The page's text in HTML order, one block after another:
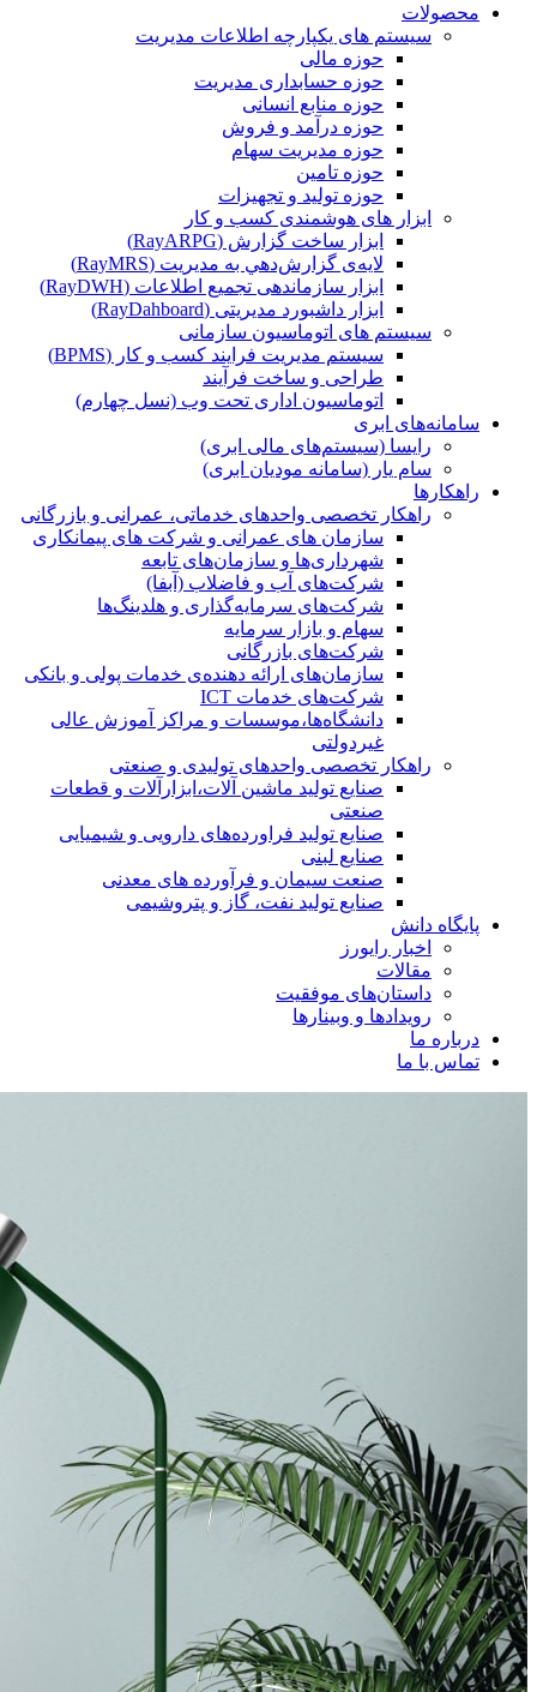
محصولات
سیستم های یکپارچه اطلاعات مدیریت
حوزه مالی
حوزه حسابداری مدیریت
حوزه منابع انسانی
حوزه درآمد و فروش
حوزه مدیریت سهام
حوزه تامین
حوزه تولید و تجهیزات
ابزار های هوشمندی کسب و کار
ابزار ساخت گزارش (RayARPG)
لایه‌ی گزارش‌دهي به مديريت (RayMRS)
ابزار سازماندهی تجمیع اطلاعات (RayDWH)
ابزار داشبورد مدیریتی (RayDahboard)
سیستم های اتوماسیون سازمانی
سیستم مدیریت فرایند کسب و کار (BPMS)
طراحی و ساخت فرآیند
اتوماسیون اداری تحت وب (نسل چهارم)
سامانه‌های ابری
رایسا (سیستم‌های مالی ابری)
سام یار (سامانه مودیان ابری)
راهکارها
راهکار تخصصی واحدهای خدماتی، عمرانی و بازرگانی
سازمان های عمرانی و شرکت های پیمانکاری
شهرداری‌ها و سازمان‌های تابعه
شرکت‌های آب و فاضلاب (آبفا)
شرکت‌های سرمایه‌گذاری و هلدینگ‌ها
سهام و بازار سرمایه
شرکت‌های بازرگانی
سازمان‌های ارائه دهنده‌ی خدمات پولی و بانکی
شرکت‌های خدمات ICT
دانشگاه‌ها،موسسات و مراکز آموزش عالی
غیردولتی
راهکار تخصصی واحدهای تولیدی و صنعتی
صنایع توليد ماشين آلات،ابزارآلات و قطعات
صنعتی
صنایع تولید فراورده‌های دارویی و شیمیایی
صنایع لبنی
صنعت سیمان و فرآورده های معدنی
صنایع تولید نفت، گاز و پتروشيمی
پایگاه دانش
اخبار رایورز
مقالات
داستان‌های موفقیت
رویدادها و وبینارها
درباره ما
تماس با ما